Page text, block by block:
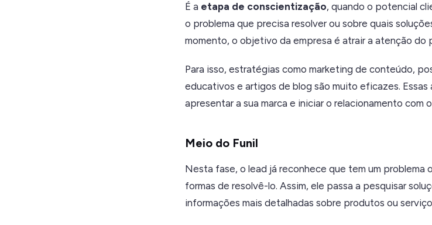
É a etapa de conscientização, quando o potencial
o problema que precisa resolver ou sobre quais
momento, o objetivo da empresa é atrair a atenção do
Para isso, estratégias como marketing de conteúdo,
educativos e artigos de blog são muito eficazes. Essas
apresentar a sua marca e iniciar o relacionamento com
Meio do Funil
Nesta fase, o lead já reconhece que tem um problema
formas de resolvê-lo. Assim, ele passa a pesquisar
informações mais detalhadas sobre produtos ou